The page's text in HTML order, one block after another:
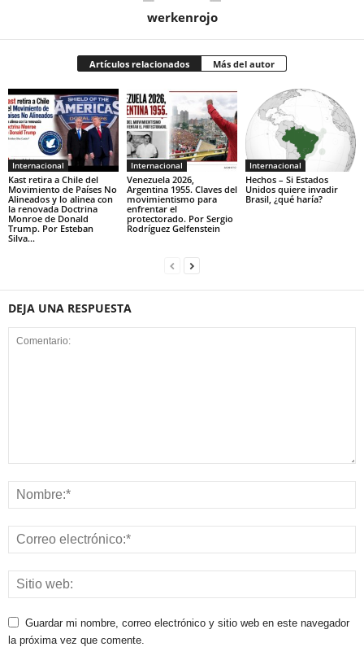
werkenrojo
Artículos relacionados Más del autor
Internacional
Kast retira a Chile del
Movimiento de Países No
Alineados y lo alinea con
la renovada Doctrina
Monroe de Donald
Trump. Por Esteban
Silva...
Internacional
Venezuela 2026,
Argentina 1955. Claves del
movimientismo para
enfrentar el
protectorado. Por Sergio
Rodríguez Gelfenstein
Internacional
Hechos – Si Estados
Unidos quiere invadir
Brasil, ¿qué haría?
DEJA UNA RESPUESTA
Guardar mi nombre, correo electrónico y sitio web en este navegador
la próxima vez que comente.